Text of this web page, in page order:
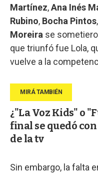
Martínez,Ana Inés
Rubino, Bocha Pintos,
Moreira se
que triunfó fue Lola,
vuelve a la
¿"La Voz Kids" o
final se quedó
de la tv
Sin embargo, la falta